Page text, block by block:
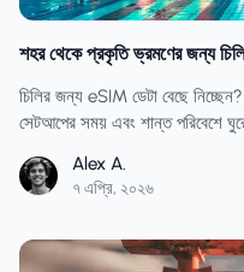
শহর থেকে প্রকৃতি ভ্রমণের জন্য
চিলির জন্য eSIM ডেটা বেছে
সেটআপের সময় এবং শান্ত পরিবেশে
Alex A.
৭ এপ্রি, ২০২৬